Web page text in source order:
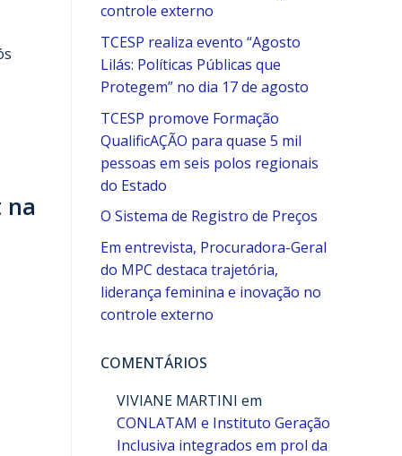
na
controle externo
TCESP realiza evento “Agosto
Lilás: Políticas Públicas que
Protegem” no dia 17 de agosto
TCESP promove Formação
QualificAÇÃO para quase 5 mil
pessoas em seis polos regionais
do Estado
O Sistema de Registro de Preços
Em entrevista, Procuradora-Geral
do MPC destaca trajetória,
liderança feminina e inovação no
controle externo
COMENTÁRIOS
VIVIANE MARTINI em
CONLATAM e Instituto Geração
Inclusiva integrados em prol da